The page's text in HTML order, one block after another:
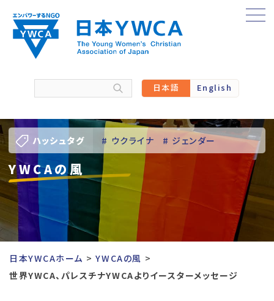
content
日本語 English
ハッシュタグ # ウクライナ # ジェンダー
# バーチャル訪問
# 人権 # 国際協力
# 地域YWCA
# 東日本大震災被災者支援
# 若い女性のリーダーシップ
YWCAの風
日本YWCAホーム
YWCAの風
世界YWCA、パレスチナYWCAよりイースターメッセージ